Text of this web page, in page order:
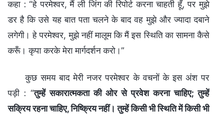
कहा : “हे परमेश्वर, मैं ली जिंग की रिपोर्ट करना चाहती हूँ, पर मुझे
डर है कि उसे यह बात पता चलने के बाद वह मुझे और ज्यादा दबाने
लगेगी। हे परमेश्वर, मुझे नहीं मालूम कि मैं इस स्थिति का सामना कैसे
करूँ। कृपा करके मेरा मार्गदर्शन करो।”
कुछ समय बाद मेरी नजर परमेश्वर के वचनों के इस अंश पर
पड़ी : “तुम्हें सकारात्मकता की ओर से प्रवेश करना चाहिए; तुम्हें
सक्रिय रहना चाहिए, निष्क्रिय नहीं। तुम्हें किसी भी स्थिति में किसी भी